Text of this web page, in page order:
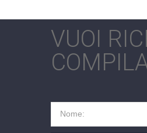
VUOI